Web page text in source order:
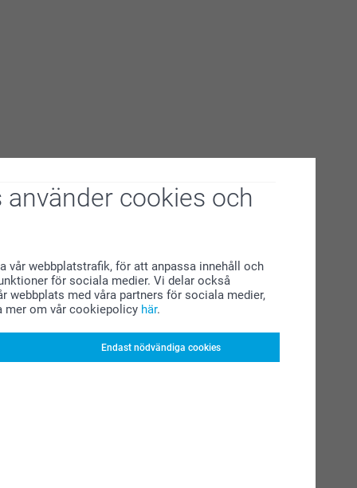
cookies och
vår webbplatstrafik, för att anpassa innehåll och
för sociala medier. Vi delar också
webbplats med våra partners för sociala medier,
mer om vår cookiepolicy här.
Endast nödvändiga cookies